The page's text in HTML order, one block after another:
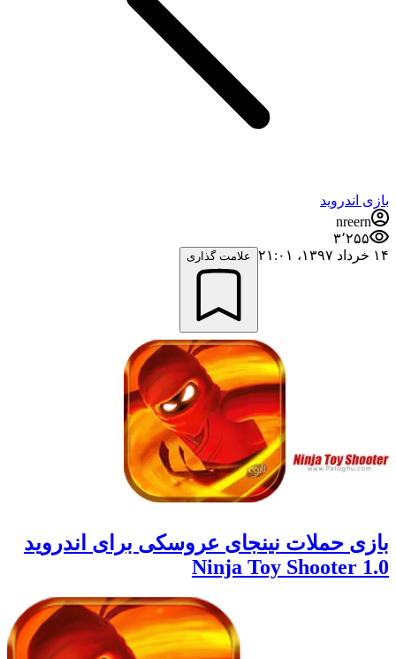
بازی اندروید
nreern
۳٬۲۵۵
۱۴ خرداد ۱۳۹۷،‏ ۲۱:۰۱
علامت گذاری
بازی حملات نینجای عروسکی برای اندروید
Ninja Toy Shooter 1.0